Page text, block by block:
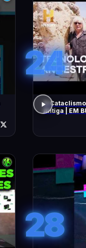
24
O
Antiga | EM
28